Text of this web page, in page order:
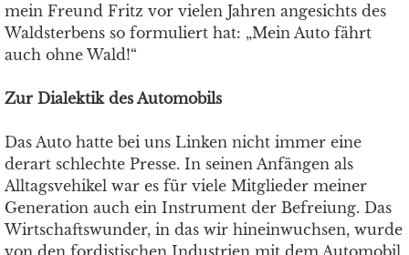
mein Freund Fritz vor vielen Jahren angesichts des
Waldsterbens so formuliert hat: „Mein Auto fährt
auch ohne Wald!“
Zur Dialektik des Automobils
Das Auto hatte bei uns Linken nicht immer eine
derart schlechte Presse. In seinen Anfängen als
Alltagsvehikel war es für viele Mitglieder meiner
Generation auch ein Instrument der Befreiung. Das
Wirtschaftswunder, in das wir hineinwuchsen, wurde